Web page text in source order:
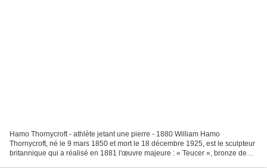
Hamo Thornycroft - athlète jetant une pierre - 1880 William Hamo
Thornycroft, né le 9 mars 1850 et mort le 18 décembre 1925, est le sculpteur
britannique qui a réalisé en 1881 l'œuvre majeure : « Teucer », bronze de